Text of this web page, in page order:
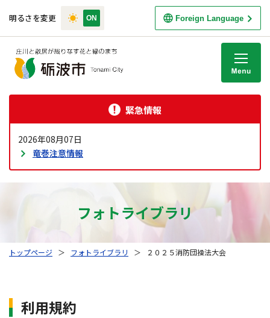
明るさを変更 Foreign Language
緊急情報
2026年08月07日
竜巻注意情報
フォトライブラリ
トップページ ＞ フォトライブラリ ＞ ２０２５消防団操法大会
利用規約